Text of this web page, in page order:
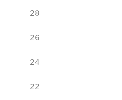
    28
    26
    24
    22